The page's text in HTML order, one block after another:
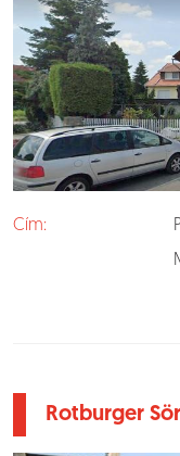
Cím:
Rotburger